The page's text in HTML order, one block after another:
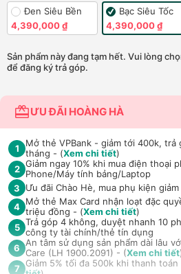
Đen Siêu Bền
4,390,000 ₫
Bạc Siêu Tốc
4,390,000 ₫
Sản phẩm này đang tạm hết. Vui lòng
để đăng ký trả góp.
ƯU ĐÃI HOÀNG HÀ
1
Mở thẻ VPBank - giảm tới 400k, trả
tháng - (Xem chi tiết)
2 Giảm ngay 10% khi mua điện thoại
Phone/Máy tính bảng/Laptop
3
Ưu đãi Chào Hè, mua phụ kiện
4 Mở thẻ Max Card nhận loạt đặc
triệu đồng - (Xem chi tiết)
5 Trả góp 4 không, duyệt nhanh 10
công ty tài chính/thẻ tín dụng
6 An tâm sử dụng sản phẩm dài lâu
Care (LH 1900.2091) - (Xem chi tiết
7 Giảm 5% tối đa 500k khi thanh